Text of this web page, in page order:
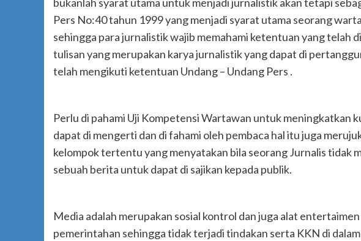
bukanlah syarat utama untuk menjadi jurnalistik akan tetapi
Pers No:40 tahun 1999 yang menjadi syarat utama seorang
sehingga para jurnalistik wajib memahami ketentuan yang telah
tulisan yang merupakan karya jurnalistik yang dapat di
telah mengikuti ketentuan Undang – Undang Pers .
Perlu di pahami Uji Kompetensi Wartawan untuk meningkatkan
dapat di mengerti dan di fahami oleh pembaca hal itu juga
kelompok tertentu yang menyatakan bila seorang Jurnalis tidak
sebuah berita untuk dapat di sajikan kepada publik.
Media adalah merupakan sosial kontrol dan juga alat
pemerintahan sehingga tidak terjadi tindakan serta KKN di